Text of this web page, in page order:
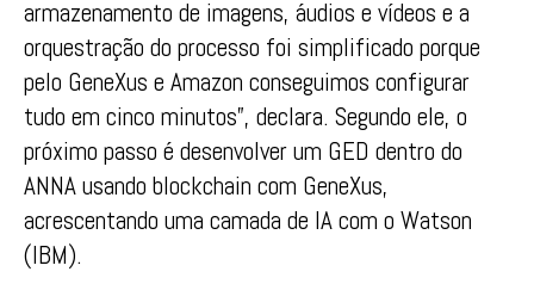
armazenamento de imagens, áudios e vídeos e a
orquestração do processo foi simplificado porque
pelo GeneXus e Amazon conseguimos configurar
tudo em cinco minutos”, declara. Segundo ele, o
próximo passo é desenvolver um GED dentro do
ANNA usando blockchain com GeneXus,
acrescentando uma camada de IA com o Watson
(IBM).